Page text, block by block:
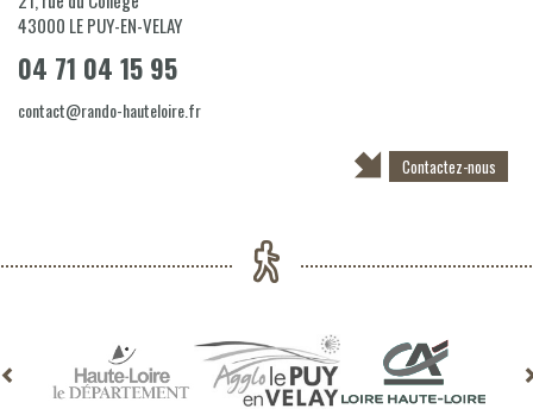
43000 LE PUY-EN-VELAY
04 71 04 15 95
contact@rando-hauteloire.fr
Contactez-nous